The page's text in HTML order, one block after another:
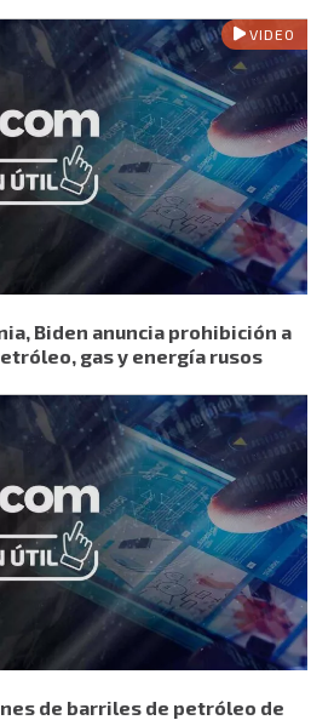
VIDEO
Biden anuncia prohibición a
gas y energía rusos
de barriles de petróleo de